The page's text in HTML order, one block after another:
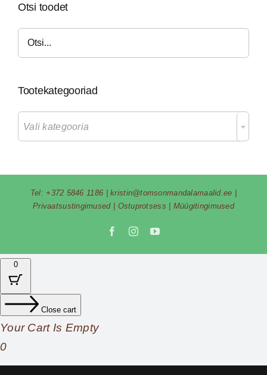
Otsi toodet
Tootekategooriad
Vali kategooria
Tel: +372 5846 1186 |kristin@tomsonmandalamaalid.ee
Privaatsustingimused| Ostuprotsess Müügitingimused
FacebookInstagramYouTube
0
Close cart
Your Cart Is Empty
0